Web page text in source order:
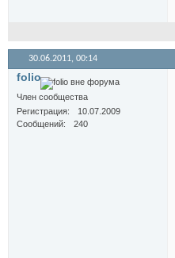
30.06.2011, 00:14
folio
Член сообщества
Регистрация
10.07.2009
Сообщений
240